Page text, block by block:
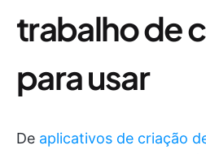
trabalho de
para usar
De aplicativos de criação